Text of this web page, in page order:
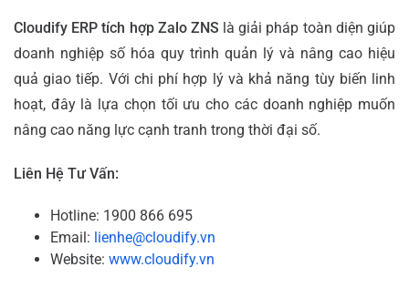
Cloudify ERP tích hợp Zalo ZNS là giải pháp toàn diện giúp
doanh nghiệp số hóa quy trình quản lý và nâng cao hiệu
quả giao tiếp. Với chi phí hợp lý và khả năng tùy biến linh
hoạt, đây là lựa chọn tối ưu cho các doanh nghiệp muốn
nâng cao năng lực cạnh tranh trong thời đại số.
Liên Hệ Tư Vấn:
Hotline: 1900 866 695
Email: lienhe@cloudify.vn
Website: www.cloudify.vn